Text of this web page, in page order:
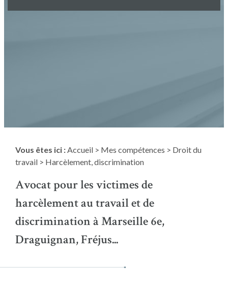
Vous êtes ici :Accueil> Mes compétences > Droit du
travail> Harcèlement, discrimination
Avocat pour les victimes de
harcèlement au travail et de
discrimination à Marseille 6e,
Draguignan, Fréjus...